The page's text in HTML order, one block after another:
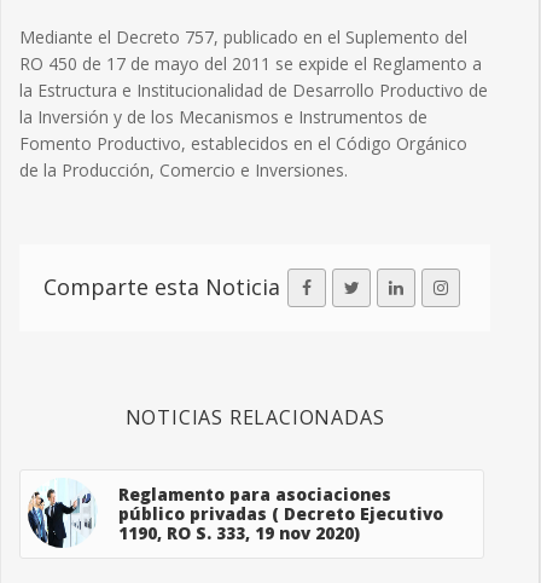
Mediante el Decreto 757, publicado en el Suplemento del
RO 450 de 17 de mayo del 2011 se expide el Reglamento a
la Estructura e Institucionalidad de Desarrollo Productivo de
la Inversión y de los Mecanismos e Instrumentos de
Fomento Productivo, establecidos en el Código Orgánico
de la Producción, Comercio e Inversiones.
Comparte esta Noticia
NOTICIAS RELACIONADAS
Reglamento para asociaciones
público privadas ( Decreto Ejecutivo
1190, RO S. 333, 19 nov 2020)